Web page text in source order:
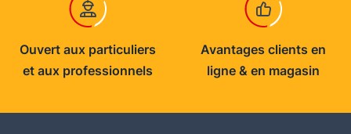
Ouvert aux particuliers
et aux professionnels
Avantages clients en
ligne & en magasin